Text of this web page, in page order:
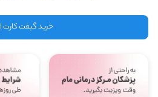
خرید گیفت کارت